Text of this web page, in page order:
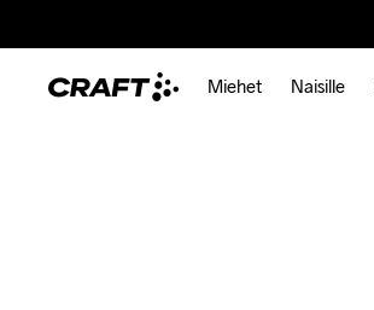
Miehet Naisille